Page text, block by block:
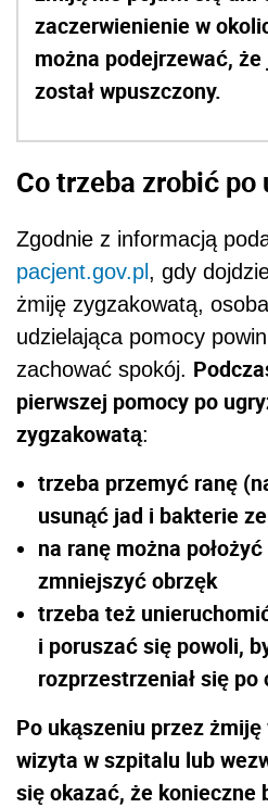
zaczerwienienie w
można podejrzewać,
został wpuszczony.
Co trzeba zrobić
Zgodnie z informacją
pacjent.gov.pl , gdy
żmiję zygzakowatą,
udzielająca pomocy
zachować spokój.
pierwszej pomocy po
zygzakowatą:
trzeba przemyć ranę
usunąć jad i bakterie
na ranę można
zmniejszyć obrzęk
trzeba też
i poruszać się powoli,
rozprzestrzeniał się po
Po ukąszeniu przez
wizyta w szpitalu lub
się okazać, że konieczne